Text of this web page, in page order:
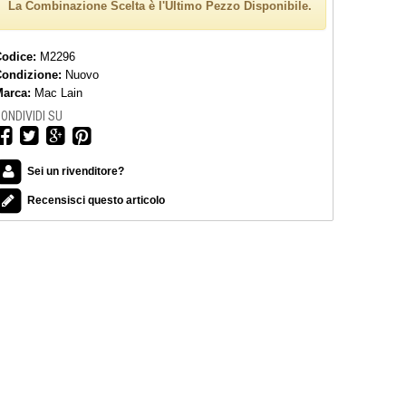
La Combinazione Scelta è l'Ultimo Pezzo Disponibile.
M2296
Nuovo
Mac Lain
SU
Sei un rivenditore?
Recensisci questo articolo